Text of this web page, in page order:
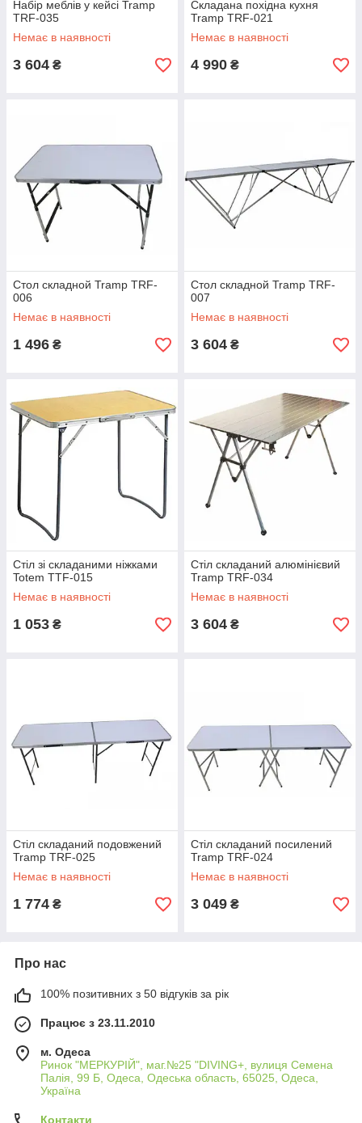
Набір меблів у кейсі Tramp
TRF-035
Немає в наявності
3 604 ₴
Складана похідна кухня
Tramp TRF-021
Немає в наявності
4 990 ₴
Стол складной Tramp TRF-
006
Немає в наявності
1 496 ₴
Стол складной Tramp TRF-
007
Немає в наявності
3 604 ₴
Стіл зі складаними ніжками
Totem TTF-015
Немає в наявності
1 053 ₴
Стіл складаний алюмінієвий
Tramp TRF-034
Немає в наявності
3 604 ₴
Стіл складаний подовжений
Tramp TRF-025
Немає в наявності
1 774 ₴
Стіл складаний посилений
Tramp TRF-024
Немає в наявності
3 049 ₴
Про нас
100% позитивних з 50 відгуків за рік
Працює з 23.11.2010
м. Одеса
Ринок "МЕРКУРІЙ", маг.№25 "DIVING+, вулиця Семена
Палія, 99 Б, Одеса, Одеська область, 65025, Одеса,
Україна
Контакти